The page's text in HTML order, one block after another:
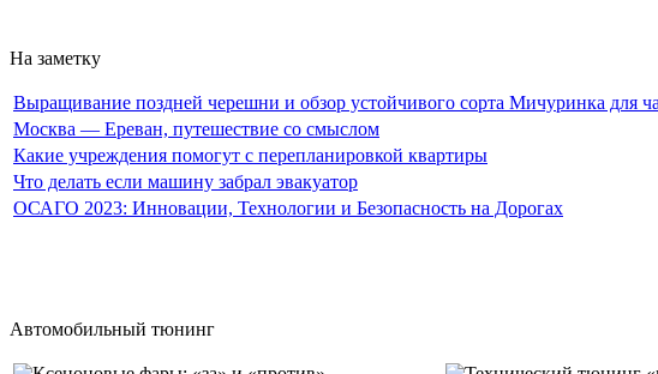
На заметку
Выращивание поздней черешни и обзор устойчивого сорта Мичуринка для
Москва — Ереван, путешествие со смыслом
Какие учреждения помогут с перепланировкой квартиры
Что делать если машину забрал эвакуатор
ОСАГО 2023: Инновации, Технологии и Безопасность на Дорогах
Автомобильный тюнинг